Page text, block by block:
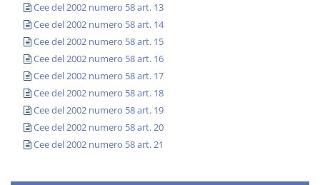
Cee del 2002 numero 58 art. 13
Cee del 2002 numero 58 art. 14
Cee del 2002 numero 58 art. 15
Cee del 2002 numero 58 art. 16
Cee del 2002 numero 58 art. 17
Cee del 2002 numero 58 art. 18
Cee del 2002 numero 58 art. 19
Cee del 2002 numero 58 art. 20
Cee del 2002 numero 58 art. 21